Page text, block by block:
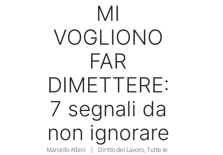
MI
VOGLIONO
FAR
DIMETTERE:
7 segnali da
non ignorare
Marcello Albini | Diritto del Lavoro, Tutte le